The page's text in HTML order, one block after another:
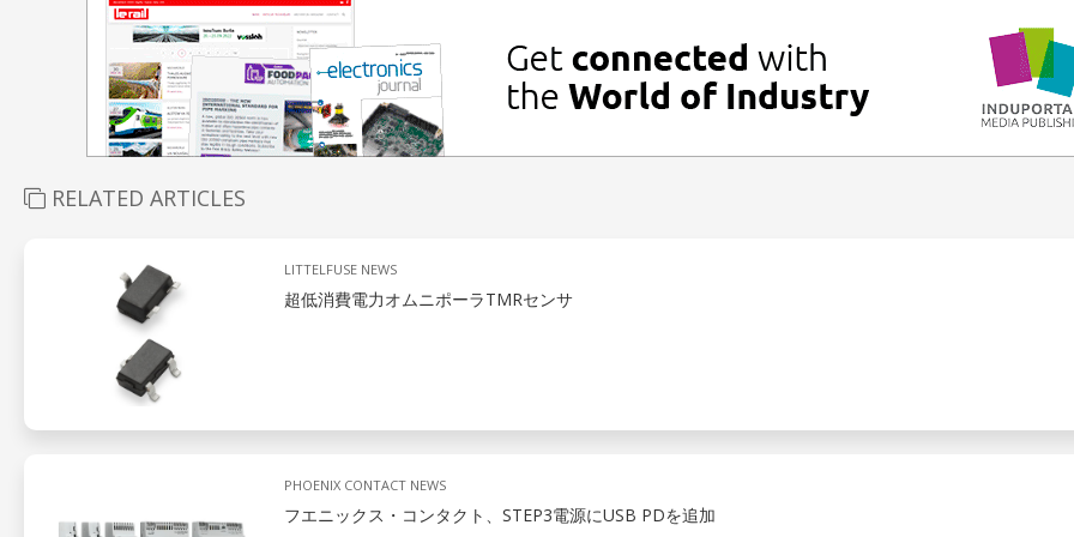
RELATED ARTICLES
LITTELFUSE NEWS
超低消費電力オムニポーラTMRセンサ
PHOENIX CONTACT NEWS
フエニックス・コンタクト、STEP3電源にUSB PDを追加